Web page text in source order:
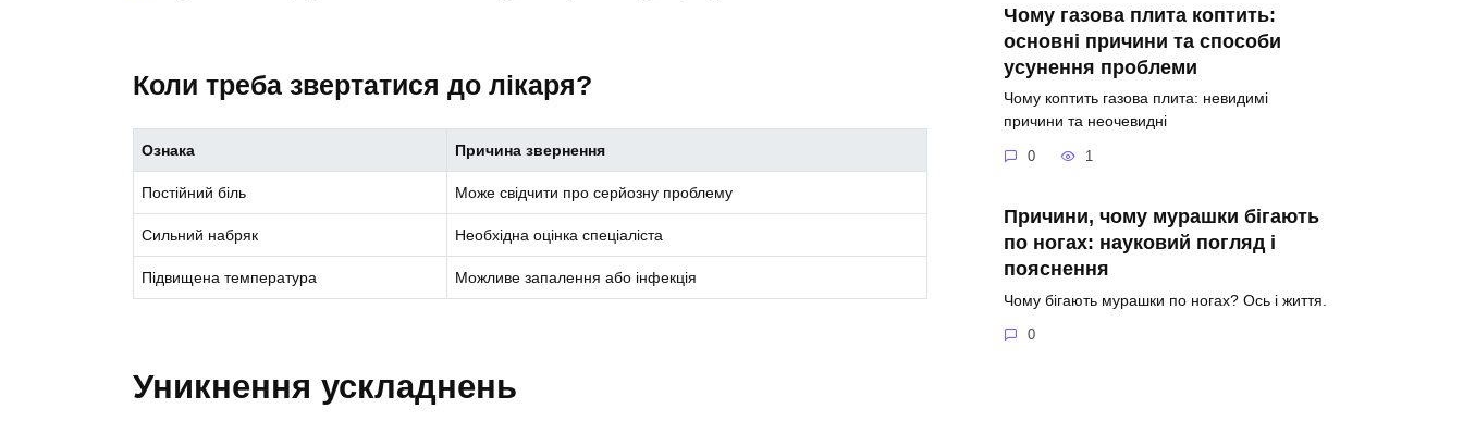
Коли треба звертатися до лікаря?
Ознака Причина звернення
Постійний біль Може свідчити про серйозну проблему
Сильний набряк Необхідна оцінка спеціаліста
Підвищена температура Можливе запалення або інфекція
Уникнення ускладнень
Чому газова плита коптить:
основні причини та способи
усунення проблеми
Чому коптить газова плита: невидимі
причини та неочевидні
0 1
Причини, чому мурашки бігають
по ногах: науковий погляд і
пояснення
Чому бігають мурашки по ногах? Ось і життя.
0